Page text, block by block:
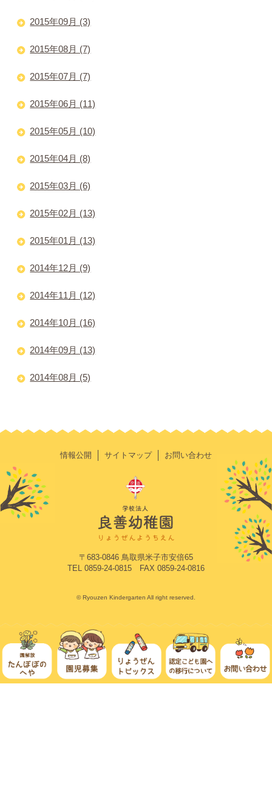
2015年09月 (3)
2015年08月 (7)
2015年07月 (7)
2015年06月 (11)
2015年05月 (10)
2015年04月 (8)
2015年03月 (6)
2015年02月 (13)
2015年01月 (13)
2014年12月 (9)
2014年11月 (12)
2014年10月 (16)
2014年09月 (13)
2014年08月 (5)
情報公開 サイトマップ お問い合わせ
〒683-0846 鳥取県米子市安倍65
TEL 0859-24-0815 FAX 0859-24-0816
© Ryouzen Kindergarten All right reserved.